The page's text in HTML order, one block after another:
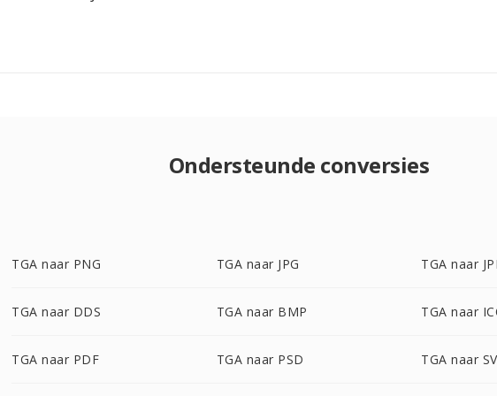
Ondersteunde conversies
TGA naar PNG TGA naar JPG TGA naar
TGA naar DDS TGA naar BMP TGA naar
TGA naar PDF TGA naar PSD TGA naar